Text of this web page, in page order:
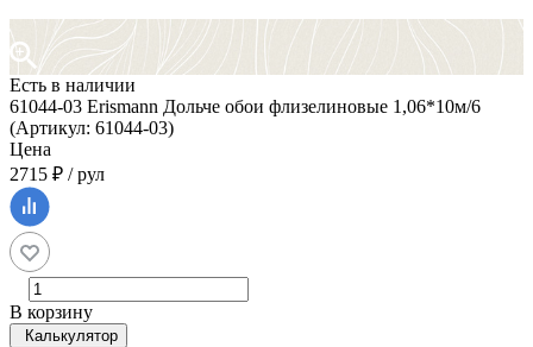
Есть в наличии
61044-03 Erismann Дольче обои флизелиновые 1,06*10м/6
(Артикул: 61044-03)
Цена
2715 ₽ / рул
В корзину
Калькулятор